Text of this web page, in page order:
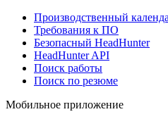
Производственный
Требования к ПО
Безопасный HeadHunter
HeadHunter API
Поиск работы
Поиск по резюме
Мобильное приложение